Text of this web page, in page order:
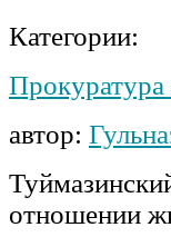
Категории:
автор:
отношении